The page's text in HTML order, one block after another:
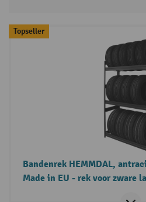
Topseller
Bandenrek HEMMDAL,
Made in EU - rek voor zware